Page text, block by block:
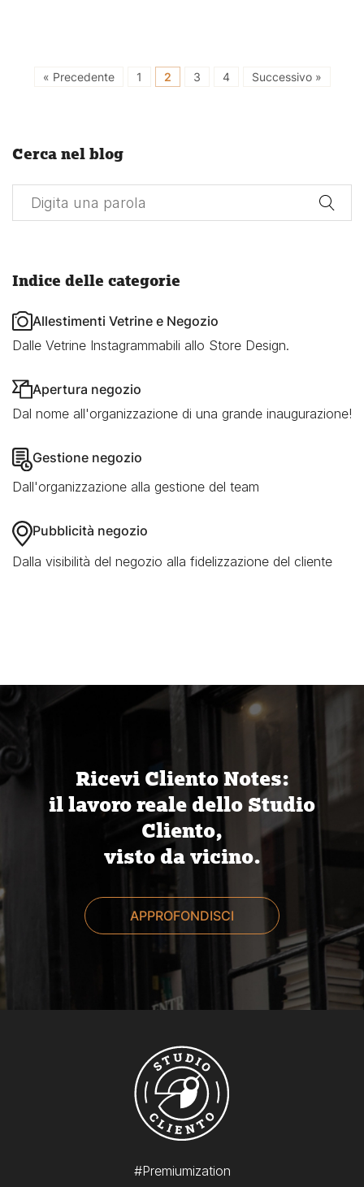
« Precedente 1 2 3 4 Successivo »
Cerca nel blog
Indice delle categorie
Allestimenti Vetrine e Negozio
Dalle Vetrine Instagrammabili allo Store Design.
Apertura negozio
Dal nome all'organizzazione di una grande inaugurazione!
Gestione negozio
Dall'organizzazione alla gestione del team
Pubblicità negozio
Dalla visibilità del negozio alla fidelizzazione del cliente
Ricevi Cliento Notes:
il lavoro reale dello Studio
Cliento,
visto da vicino.
APPROFONDISCI
#Premiumization